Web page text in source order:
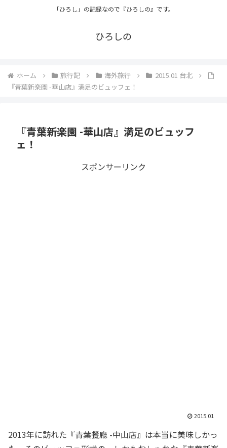
「ひろし」の記録なので『ひろしの』です。
ひろしの
ホーム 旅行記 海外旅行
2015.01 台北
『青葉新楽園 -華山店』満足のビュッフェ！
『青葉新楽園 -華山店』満足のビュッフ
ェ！
スポンサーリンク
2015.01
2013年に訪れた『青葉餐廳 -中山店』は本当に美味しかっ